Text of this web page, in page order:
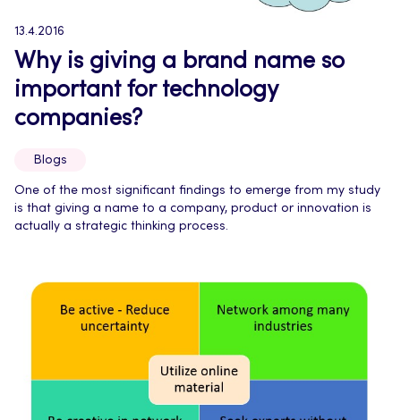
13.4.2016
Why is giving a brand name so
important for technology
companies?
Blogs
One of the most significant findings to emerge from my study
is that giving a name to a company, product or innovation is
actually a strategic thinking process.